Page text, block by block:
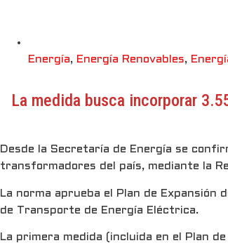
Energía, Energía Renovables,
La medida busca incorporar
Desde la Secretaría de Energía se
transformadores del país, mediante la
La norma aprueba el Plan de Expansión
de Transporte de Energía Eléctrica.
La primera medida (incluida en el Plan